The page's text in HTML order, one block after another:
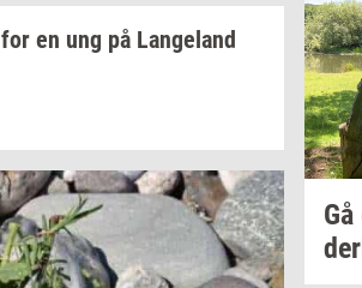
for en ung på Lan­geland
Gå